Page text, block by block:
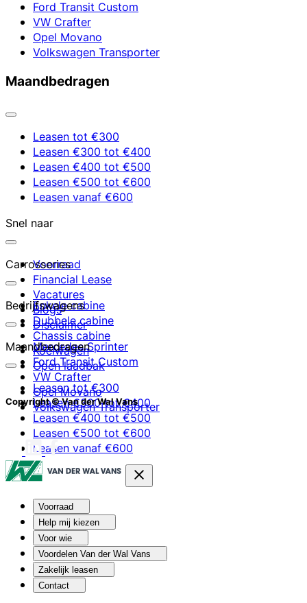
Ford Transit Custom
VW Crafter
Opel Movano
Volkswagen Transporter
Maandbedragen
Leasen tot €300
Leasen €300 tot €400
Leasen €400 tot €500
Leasen €500 tot €600
Leasen vanaf €600
Snel naar
Voorraad
Financial Lease
Vacatures
Blogs
Disclaimer
Carrosseries
Enkele cabine
Dubbele cabine
Chassis cabine
Koelwagen
Open laadbak
Bedrijfswagens
Mercedes Sprinter
Ford Transit Custom
VW Crafter
Opel Movano
Volkswagen Transporter
Maandbedragen
Leasen tot €300
Leasen €300 tot €400
Leasen €400 tot €500
Leasen €500 tot €600
Leasen vanaf €600
Copyright © Van der Wal Vans
Voorraad
Help mij kiezen
Voor wie
Voordelen Van der Wal Vans
Zakelijk leasen
Contact